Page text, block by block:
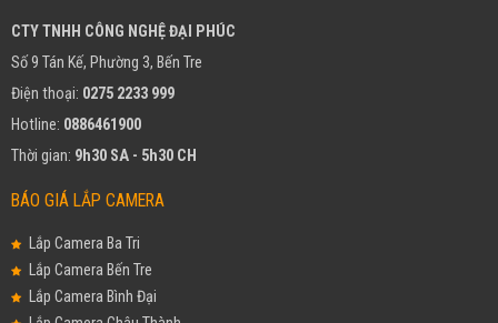
CTY TNHH CÔNG NGHỆ ĐẠI PHÚC
Số 9 Tán Kế, Phường 3, Bến Tre
Điện thoại: 0275 2233 999
Hotline: 0886461900
Thời gian: 9h30 SA - 5h30 CH
BÁO GIÁ LẮP CAMERA
Lắp Camera Ba Tri
Lắp Camera Bến Tre
Lắp Camera Bình Đại